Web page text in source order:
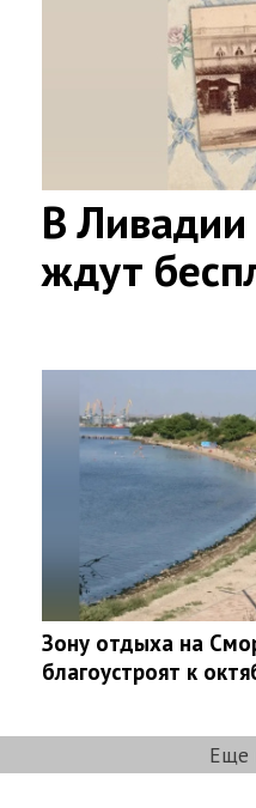
В
ждут
Зону отдыха на
благоустроят к
Еще